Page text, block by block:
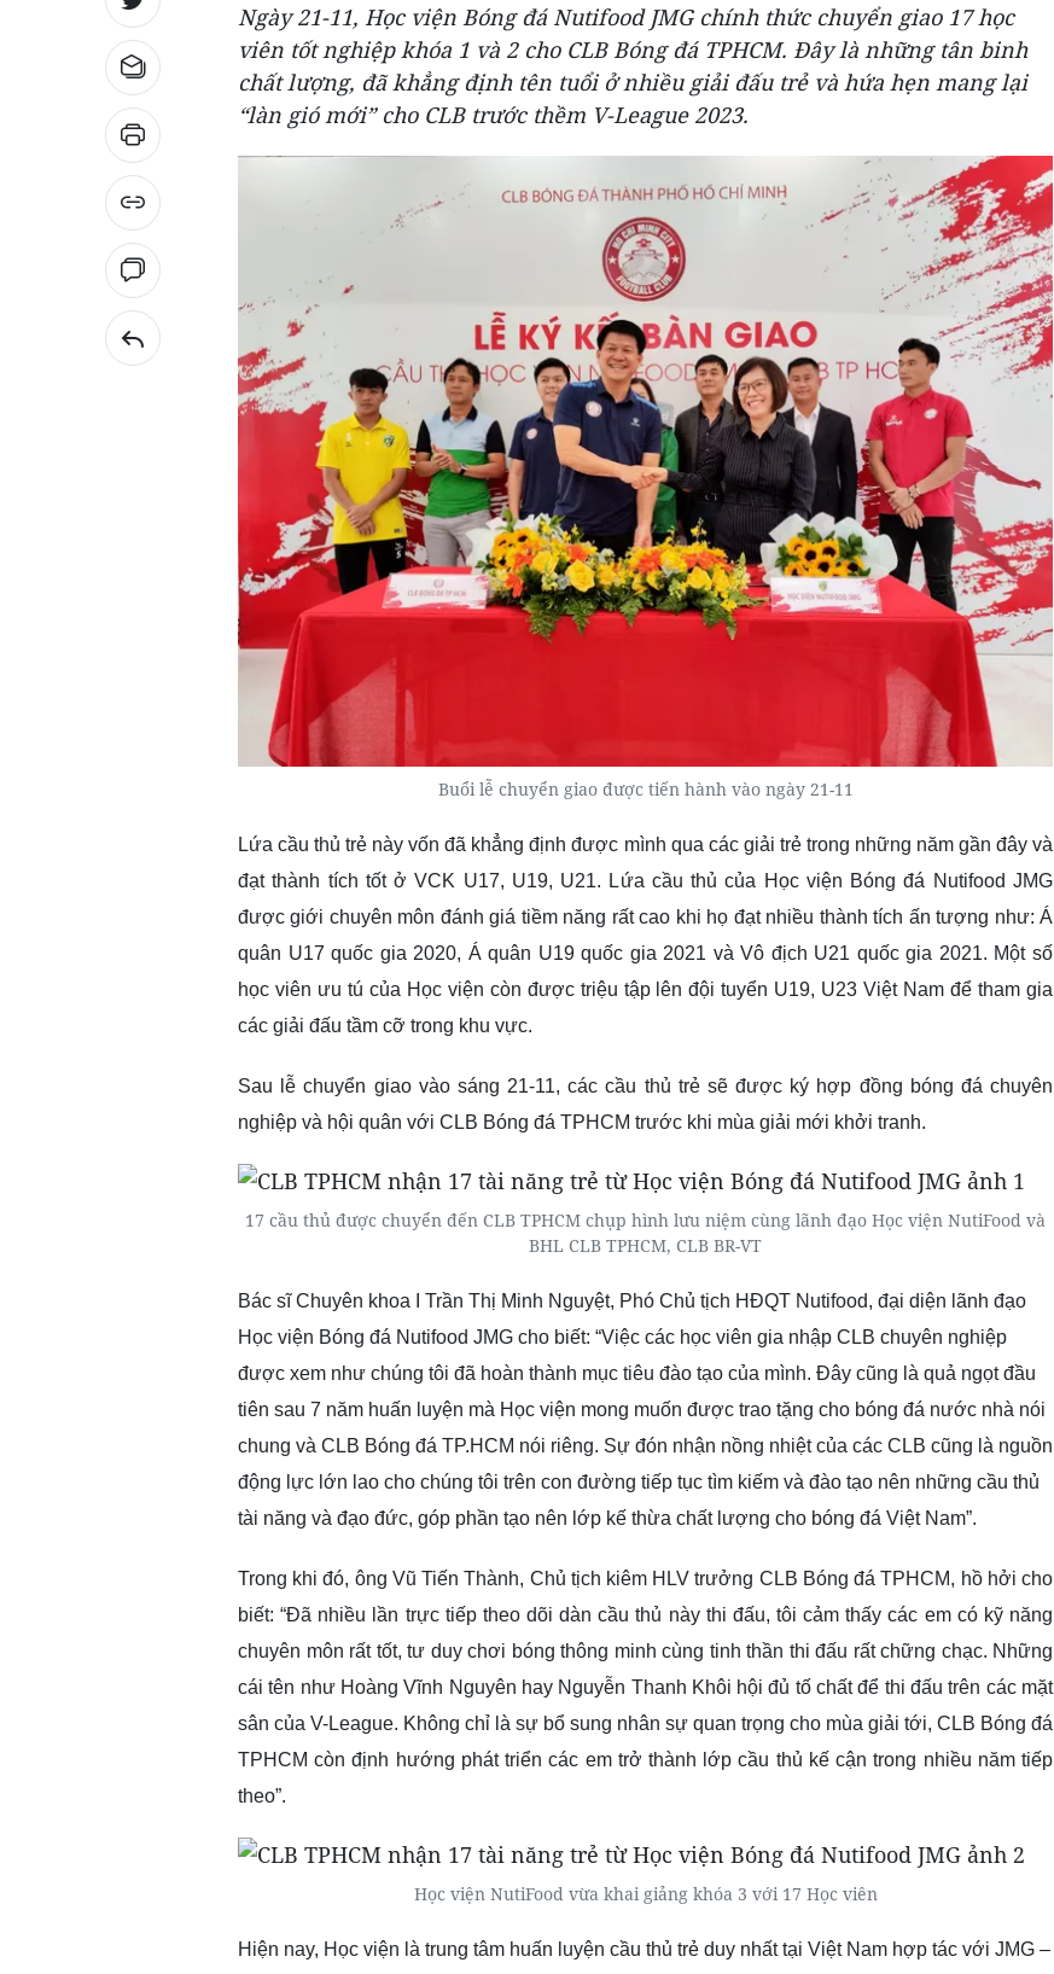
Ngày 21-11, Học viện Bóng đá Nutifood JMG chính thức chuyển giao 17 học
viên tốt nghiệp khóa 1 và 2 cho CLB Bóng đá TPHCM. Đây là những tân binh
chất lượng, đã khẳng định tên tuổi ở nhiều giải đấu trẻ và hứa hẹn mang lại
“làn gió mới” cho CLB trước thềm V-League 2023.
Buổi lễ chuyển giao được tiến hành vào ngày 21-11
Lứa cầu thủ trẻ này vốn đã khẳng định được mình qua các giải trẻ trong những năm gần đây và
đạt thành tích tốt ở VCK U17, U19, U21. Lứa cầu thủ của Học viện Bóng đá Nutifood JMG
được giới chuyên môn đánh giá tiềm năng rất cao khi họ đạt nhiều thành tích ấn tượng như: Á
quân U17 quốc gia 2020, Á quân U19 quốc gia 2021 và Vô địch U21 quốc gia 2021. Một số
học viên ưu tú của Học viện còn được triệu tập lên đội tuyển U19, U23 Việt Nam để tham gia
các giải đấu tầm cỡ trong khu vực.
Sau lễ chuyển giaovào sáng 21-11, các cầu thủ trẻ sẽ được ký hợp đồng bóng đá chuyên
nghiệp và hội quân với CLB Bóng đá TPHCM trước khi mùa giải mới khởi tranh.
17 cầu thủ được chuyển đến CLB TPHCM chụp hình lưu niệm cùng lãnh đạo Học viện NutiFood và
BHL CLB TPHCM, CLB BR-VT
Bác sĩ Chuyên khoa I Trần Thị Minh Nguyệt, Phó Chủ tịch HĐQT Nutifood, đại diện lãnh đạo
Học viện Bóng đá Nutifood JMG cho biết: “Việc các học viên gia nhập CLB chuyên nghiệp
được xem như chúng tôi đã hoàn thành mục tiêu đào tạo của mình. Đây cũng là quả ngọt đầu
tiên sau 7 năm huấn luyện mà Học viện mong muốn được trao tặng cho bóng đá nước nhà nói
chung và CLB Bóng đá TP.HCM nói riêng. Sự đón nhận nồng nhiệt của các CLB cũng là nguồn
động lực lớn lao cho chúng tôi trên con đường tiếp tục tìm kiếm và đào tạo nên những cầu thủ
tài năng và đạo đức, góp phần tạo nên lớp kế thừa chất lượng cho bóng đá Việt Nam”.
Trong khi đó, ông Vũ Tiến Thành, Chủ tịch kiêm HLV trưởng CLB Bóng đá TPHCM, hồ hởi cho
biết: “Đã nhiều lần trực tiếp theo dõi dàn cầu thủ này thi đấu, tôi cảm thấy các em có kỹ năng
chuyên môn rất tốt, tư duy chơi bóng thông minh cùng tinh thần thi đấu rất chững chạc. Những
cái tên như Hoàng Vĩnh Nguyên hay Nguyễn Thanh Khôi hội đủ tố chất để thi đấu trên các mặt
sân của V-League. Không chỉ là sự bổ sung nhân sự quan trọng cho mùa giải tới, CLB Bóng đá
TPHCM còn định hướng phát triển các em trở thành lớp cầu thủ kế cận trong nhiều năm tiếp
theo”.
Học viện NutiFood vừa khai giảng khóa 3 với 17 Học viên
Hiện nay, Học viện là trung tâm huấn luyện cầu thủ trẻ duy nhất tại Việt Nam hợp tác với JMG –